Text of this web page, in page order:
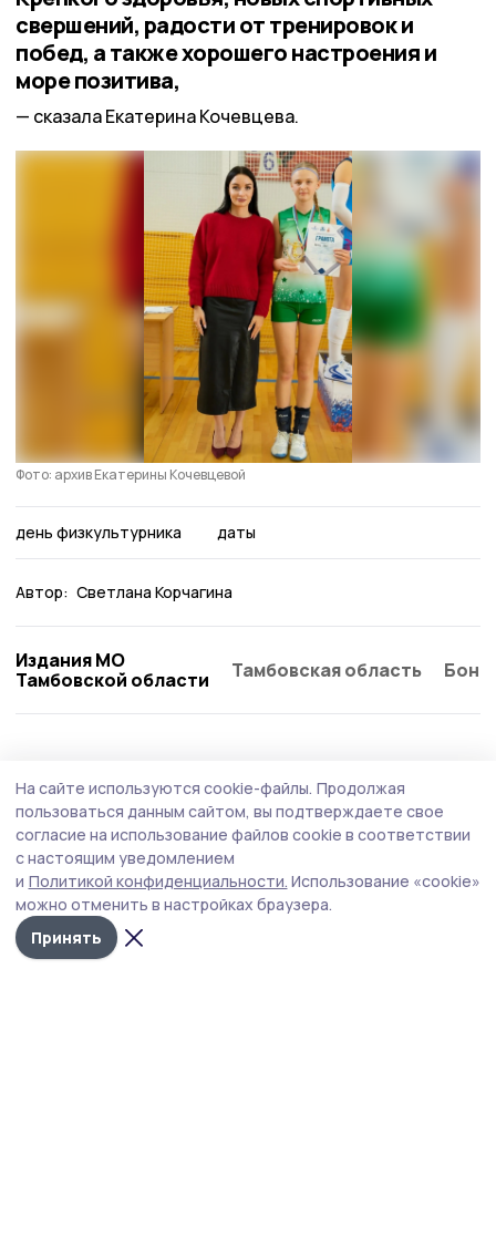
свершений, радости от тренировок и
побед, а также хорошего настроения и
море позитива,
сказала Екатерина Кочевцева.
Фото: архив Екатерины Кочевцевой
день физкультурника даты
Автор: Светлана Корчагина
Издания МО
Тамбовской области
Тамбовская область
«Окно в историю». Жительница
Мичуринска нарисовала наличники в
стиле гжель
Новый выпуск редакционного проекта «Окно в
историю» посвящён мастерице из наукограда Таисии
Белоусовой, которая своими руками создала
сказочную атмосферу возле дома.
На сайте используются cookie-файлы. Продолжая
пользоваться данным сайтом, вы подтверждаете свое
согласие на использование файлов cookie в соответствии
с настоящим уведомлением
и Политикой конфиденциальности. Использование «cookie»
можно отменить в настройках браузера.
Принять